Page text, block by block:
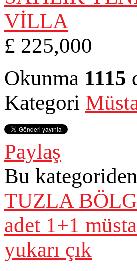
£ 225,000
Okunma 1115
Kategori
Paylaş
Bu
TUZLA
adet 1+1
yukarı çık